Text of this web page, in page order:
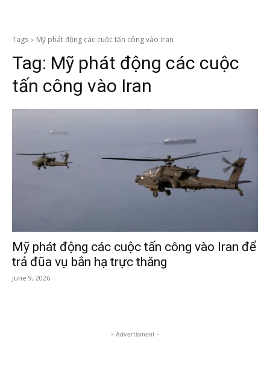
Tags Mỹ phát động các cuộc tấn công vào Iran
Tag: Mỹ phát động các cuộc
tấn công vào Iran
Mỹ phát động các cuộc tấn công vào Iran để
trả đũa vụ bắn hạ trực thăng
June 9, 2026
- Advertisment -